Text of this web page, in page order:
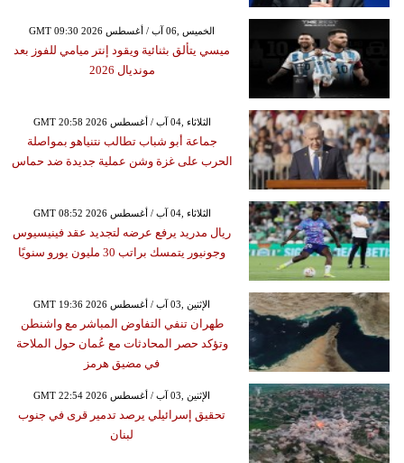
GMT 09:30 2026 الخميس ,06 آب / أغسطس
ميسي يتألق بثنائية ويقود إنتر ميامي للفوز بعد
مونديال 2026
GMT 20:58 2026 الثلاثاء ,04 آب / أغسطس
جماعة أبو شباب تطالب نتنياهو بمواصلة
الحرب على غزة وشن عملية جديدة ضد حماس
GMT 08:52 2026 الثلاثاء ,04 آب / أغسطس
ريال مدريد يرفع عرضه لتجديد عقد فينيسيوس
وجونيور يتمسك براتب 30 مليون يورو سنويًا
GMT 19:36 2026 الإثنين ,03 آب / أغسطس
طهران تنفي التفاوض المباشر مع واشنطن
وتؤكد حصر المحادثات مع عُمان حول الملاحة
في مضيق هرمز
GMT 22:54 2026 الإثنين ,03 آب / أغسطس
تحقيق إسرائيلي يرصد تدمير قرى في جنوب
لبنان